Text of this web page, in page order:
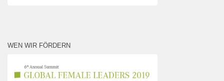
WEN WIR FÖRDERN